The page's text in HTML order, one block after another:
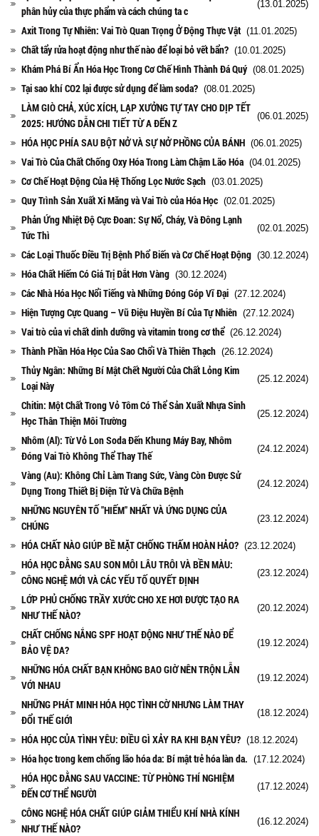
phân hủy của thực phẩm và cách chúng ta c
(13.01.2025)
Axit Trong Tự Nhiên: Vai Trò Quan Trọng Ở Động Thực Vật (11.01.2025)
Chất tẩy rửa hoạt động như thế nào để loại bỏ vết bẩn? (10.01.2025)
Khám Phá Bí Ẩn Hóa Học Trong Cơ Chế Hình Thành Đá Quý (08.01.2025)
Tại sao khí CO2 lại được sử dụng để làm soda? (08.01.2025)
LÀM GIÒ CHẢ, XÚC XÍCH, LẠP XƯỞNG TỰ TAY CHO DỊP TẾT
2025: HƯỚNG DẪN CHI TIẾT TỪ A ĐẾN Z
(06.01.2025)
HÓA HỌC PHÍA SAU BỘT NỞ VÀ SỰ NỞ PHỒNG CỦA BÁNH (06.01.2025)
Vai Trò Của Chất Chống Oxy Hóa Trong Làm Chậm Lão Hóa (04.01.2025)
Cơ Chế Hoạt Động Của Hệ Thống Lọc Nước Sạch (03.01.2025)
Quy Trình Sản Xuất Xi Măng và Vai Trò của Hóa Học (02.01.2025)
Phản Ứng Nhiệt Độ Cực Đoan: Sự Nổ, Cháy, Và Đông Lạnh
Tức Thì
(02.01.2025)
Các Loại Thuốc Điều Trị Bệnh Phổ Biến và Cơ Chế Hoạt Động (30.12.2024)
Hóa Chất Hiếm Có Giá Trị Đắt Hơn Vàng (30.12.2024)
Các Nhà Hóa Học Nổi Tiếng và Những Đóng Góp Vĩ Đại (27.12.2024)
Hiện Tượng Cực Quang – Vũ Điệu Huyền Bí Của Tự Nhiên (27.12.2024)
Vai trò của vi chất dinh dưỡng và vitamin trong cơ thể (26.12.2024)
Thành Phần Hóa Học Của Sao Chổi Và Thiên Thạch (26.12.2024)
Thủy Ngân: Những Bí Mật Chết Người Của Chất Lỏng Kim
Loại Này
(25.12.2024)
Chitin: Một Chất Trong Vỏ Tôm Có Thể Sản Xuất Nhựa Sinh
Học Thân Thiện Môi Trường
(25.12.2024)
Nhôm (Al): Từ Vỏ Lon Soda Đến Khung Máy Bay, Nhôm
Đóng Vai Trò Không Thể Thay Thế
(24.12.2024)
Vàng (Au): Không Chỉ Làm Trang Sức, Vàng Còn Được Sử
Dụng Trong Thiết Bị Điện Tử Và Chữa Bệnh
(24.12.2024)
NHỮNG NGUYÊN TỐ "HIẾM" NHẤT VÀ ỨNG DỤNG CỦA
CHÚNG
(23.12.2024)
HÓA CHẤT NÀO GIÚP BỀ MẶT CHỐNG THẤM HOÀN HẢO? (23.12.2024)
HÓA HỌC ĐẰNG SAU SON MÔI LÂU TRÔI VÀ BỀN MÀU:
CÔNG NGHỆ MỚI VÀ CÁC YẾU TỐ QUYẾT ĐỊNH
(23.12.2024)
LỚP PHỦ CHỐNG TRẦY XƯỚC CHO XE HƠI ĐƯỢC TẠO RA
NHƯ THẾ NÀO?
(20.12.2024)
CHẤT CHỐNG NẮNG SPF HOẠT ĐỘNG NHƯ THẾ NÀO ĐỂ
BẢO VỆ DA?
(19.12.2024)
NHỮNG HÓA CHẤT BẠN KHÔNG BAO GIỜ NÊN TRỘN LẪN
VỚI NHAU
(19.12.2024)
NHỮNG PHÁT MINH HÓA HỌC TÌNH CỜ NHƯNG LÀM THAY
ĐỔI THẾ GIỚI
(18.12.2024)
HÓA HỌC CỦA TÌNH YÊU: ĐIỀU GÌ XẢY RA KHI BẠN YÊU? (18.12.2024)
Hóa học trong kem chống lão hóa da: Bí mật trẻ hóa làn da. (17.12.2024)
HÓA HỌC ĐẰNG SAU VACCINE: TỪ PHÒNG THÍ NGHIỆM
ĐẾN CƠ THỂ NGƯỜI
(17.12.2024)
CÔNG NGHỆ HÓA CHẤT GIÚP GIẢM THIỂU KHÍ NHÀ KÍNH
NHƯ THẾ NÀO?
(16.12.2024)